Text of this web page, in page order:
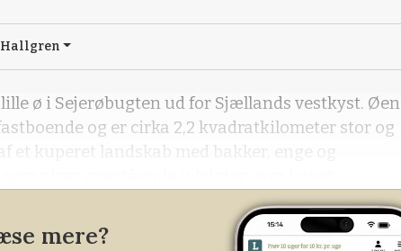
Hallgren
lille ø i Sejerøbugten ud for Sjællands vestkyst. Øen
og er cirka 2,2 kvadratkilometer stor og
et kuperet landskab med bakker, enge og
mere?